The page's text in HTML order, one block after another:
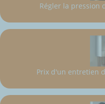
Régler la pression
Prix d'un entretien